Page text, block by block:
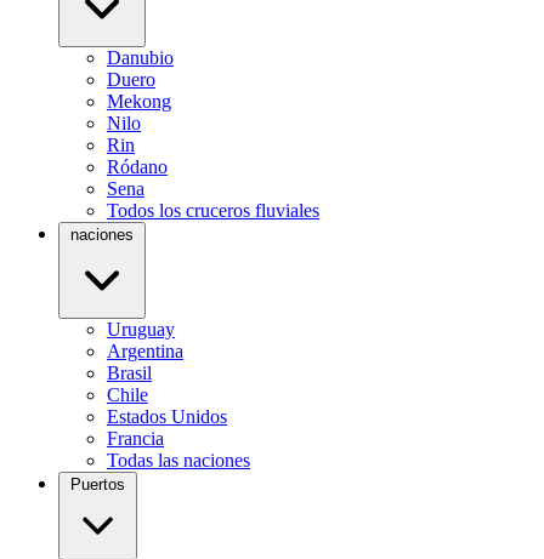
Danubio
Duero
Mekong
Nilo
Rin
Ródano
Sena
Todos los cruceros fluviales
naciones
Uruguay
Argentina
Brasil
Chile
Estados Unidos
Francia
Todas las naciones
Puertos